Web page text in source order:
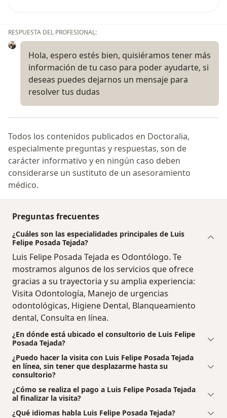
RESPUESTA DEL PROFESIONAL:
Hola, espero estés bien, quisiéramos tener más
información de tu caso para poder ayudarte, si
deseas puedes dejarnos un mensaje para
resolver tus dudas
Todos los contenidos publicados en Doctoralia,
especialmente preguntas y respuestas, son de
carácter informativo y en ningún caso deben
considerarse un sustituto de un asesoramiento
médico.
Preguntas frecuentes
¿Cuáles son las especialidades principales de Luis
Felipe Posada Tejada?
Luis Felipe Posada Tejada es Odontólogo. Te
mostramos algunos de los servicios que ofrece
gracias a su trayectoria y su amplia experiencia:
Visita Odontología, Manejo de urgencias
odontológicas, Higiene Dental, Blanqueamiento
dental, Consulta en línea.
¿En dónde está ubicado el consultorio de Luis Felipe
Posada Tejada?
¿Puedo hacer la visita con Luis Felipe Posada Tejada
en línea, sin tener que desplazarme hasta su
consultorio?
¿Cómo se realiza el pago a Luis Felipe Posada Tejada
al finalizar la visita?
¿Qué idiomas habla Luis Felipe Posada Tejada?